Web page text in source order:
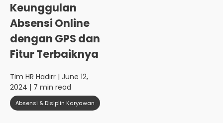
Keunggulan
Absensi Online
dengan GPS dan
Fitur Terbaiknya
Tim HR Hadirr | June 12,
2024 | 7 min read
Absensi & Disiplin Karyawan